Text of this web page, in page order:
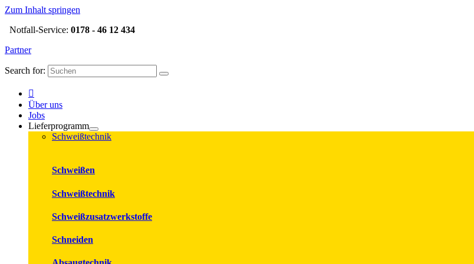
Zum Inhalt springen
Notfall-Service: 0178 - 46 12 434
Partner
Search for:
Über uns
Jobs
Lieferprogramm
Schweißtechnik
Schweißen
Schweißtechnik
Schweißzusatzwerkstoffe
Schneiden